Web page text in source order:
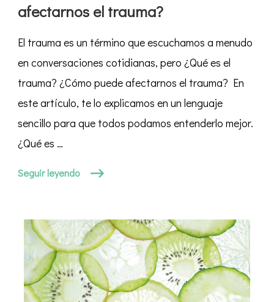
¿Cómo
afectarnos
afectarnos el trauma?
El trauma es un término que escuchamos a menudo
en conversaciones cotidianas, pero ¿Qué es el
trauma? ¿Cómo puede afectarnos el trauma? En
este artículo, te lo explicamos en un lenguaje
sencillo para que todos podamos entenderlo mejor.
¿Qué es …
Seguir leyendo